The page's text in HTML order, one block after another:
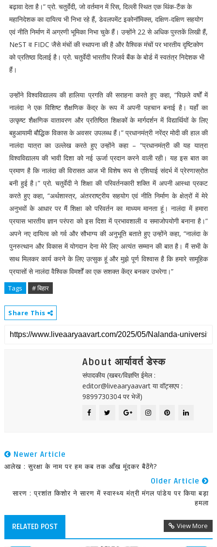
बढ़ावा देता है।” प्रो. चतुर्वेदी, जो वर्तमान में रिस, दिल्ली स्थित एक थिंक-टैंक के
महानिदेशक का दायित्व भी निभा रहे हैं, डेवलपमेंट इकोनॉमिक्स, दक्षिण-दक्षिण सहयोग
एवं नीति निर्माण में अग्रणी भूमिका निभा चुके हैं। उन्होंने 22 से अधिक पुस्तकें लिखी हैं,
NeST व FIDC जैसे मंचों की स्थापना की है और वैश्विक मंचों पर भारतीय दृष्टिकोण
को प्रतिष्ठा दिलाई है। प्रो. चतुर्वेदी भारतीय रिजर्व बैंक के बोर्ड में स्वतंत्र निदेशक भी
हैं।
उन्होंने विश्वविद्यालय की हालिया प्रगति की सराहना करते हुए कहा, “पिछले वर्षों में
नालंदा ने एक विशिष्ट शैक्षणिक केंद्र के रूप में अपनी पहचान बनाई है। यहाँ का
उत्कृष्ट शैक्षणिक वातावरण और प्रतिष्ठित शिक्षकों के मार्गदर्शन में विद्यार्थियों के लिए
बहुआयामी बौद्धिक विकास के अवसर उपलब्ध हैं।” प्रधानमंत्री नरेंद्र मोदी की हाल की
नालंदा यात्रा का उल्लेख करते हुए उन्होंने कहा – “प्रधानमंत्री की यह यात्रा
विश्वविद्यालय की भावी दिशा को नई ऊर्जा प्रदान करने वाली रही। यह इस बात का
प्रमाण है कि नालंदा की विरासत आज भी विशेष रूप से एशियाई संदर्भ में प्रेरणास्रोत
बनी हुई है।” प्रो. चतुर्वेदी ने शिक्षा की परिवर्तनकारी शक्ति में अपनी आस्था प्रकट
करते हुए कहा, “अर्थशास्त्र, अंतरराष्ट्रीय सहयोग एवं नीति निर्माण के क्षेत्रों में मेरे
अनुभवों के आधार पर मैं शिक्षा को परिवर्तन का माध्यम मानता हूं। नालंदा में हमारा
प्रयास भारतीय ज्ञान परंपरा को इस दिशा में प्रभावशाली व समाजोपयोगी बनाना है।”
अपने नए दायित्व को गर्व और सौभाग्य की अनुभूति बताते हुए उन्होंने कहा, “नालंदा के
पुनरुत्थान और विकास में योगदान देना मेरे लिए अत्यंत सम्मान की बात है। मैं सभी के
साथ मिलकर कार्य करने के लिए उत्सुक हूं और मुझे पूर्ण विश्वास है कि हमारे सामूहिक
प्रयासों से नालंदा वैश्विक विमर्शों का एक सशक्त केंद्र बनकर उभरेगा।”
Tags # बिहार
Share This
About आर्यावर्त डेस्क
संपादकीय (खबर/विज्ञप्ति ईमेल :
editor@liveaaryaavart या वॉट्सएप :
9899730304 पर भेजें)
Newer Article
आलेख : सुरक्षा के नाम पर हम कब तक आँख मूंदकर बैठेंगे?
Older Article
सारण : प्रशांत किशोर ने सारण में स्वास्थ्य मंत्री मंगल पांडेय पर किया बड़ा
हमला
RELATED POST View More